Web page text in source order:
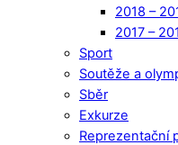
2018 –
2017 –
Sport
Soutěže a
Sběr
Exkurze
Reprezentační